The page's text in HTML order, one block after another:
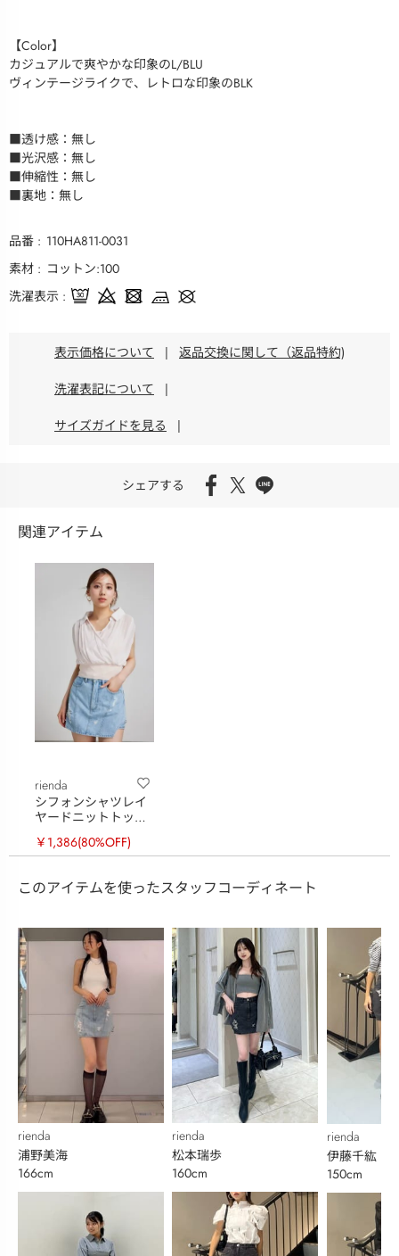
【Color】
カジュアルで爽やかな印象のL/BLU
ヴィンテージライクで、レトロな印象のBLK
■透け感：無し
■光沢感：無し
■伸縮性：無し
■裏地：無し
品番
110HA811-0031
素材
コットン:100
洗濯表示
表示価格について | 返品交換に関して（返品特約)
洗濯表記について |
サイズガイドを見る |
シェアする
関連アイテム
rienda
シフォンシャツレイ
ヤードニットトップ
￥1,386(80%OFF)
このアイテムを使ったスタッフコーディネート
rienda
浦野美海
166cm
rienda
松本瑞歩
160cm
rienda
伊藤千紘
150cm